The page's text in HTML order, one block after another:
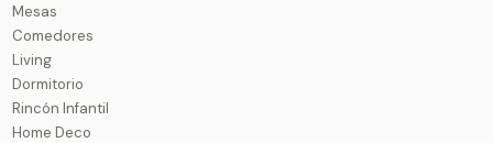
Mesas
Comedores
Living
Dormitorio
Rincón Infantil
Home Deco